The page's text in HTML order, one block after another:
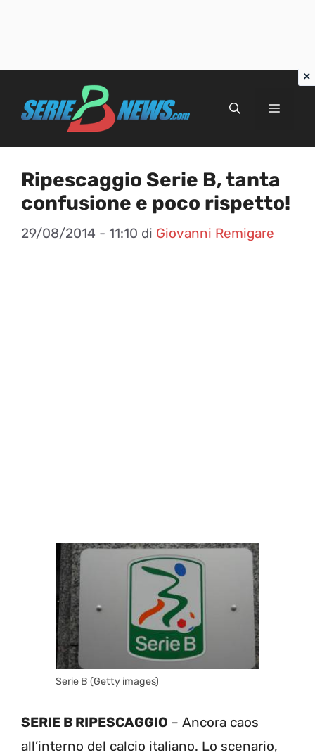
Menu
Ripescaggio Serie B, tanta
confusione e poco rispetto!
29/08/2014 - 11:10 di Giovanni Remigare
Serie B (Getty images)
SERIE B RIPESCAGGIO – Ancora caos
all’interno del calcio italiano. Lo scenario,